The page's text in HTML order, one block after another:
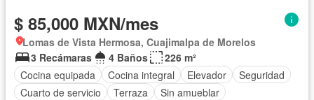
$ 85,000 MXN/mes
Lomas de Vista Hermosa, Cuajimalpa de Morelos
3 Recámaras
4 Baños
226 m²
Cocina equipada
Cocina integral Elevador
Seguridad
Cuarto de servicio
Terraza Sin amueblar